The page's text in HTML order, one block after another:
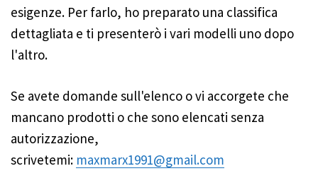
esigenze. Per farlo, ho preparato una classifica
dettagliata e ti presenterò i vari modelli uno dopo
l'altro.
Se avete domande sull'elenco o vi accorgete che
mancano prodotti o che sono elencati senza
autorizzazione,
scrivetemi: maxmarx1991@gmail.com